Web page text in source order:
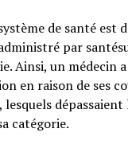
de santé est
par
Ainsi, un médecin
en raison de ses
catégorie.